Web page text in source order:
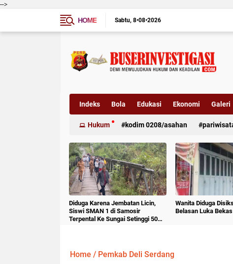
-->
HOME
Sabtu 8•08•2026
Indeks Bola Edukasi Ekonomi Galeri
Hukum kodim 0208/asahan
Diduga Karena Jembatan Licin,
Siswi SMAN 1 di Samosir
Terpental Ke Sungai Setinggi 50
Wanita Diduga
Belasan Luka
Home / Pemkab Deli Serdang